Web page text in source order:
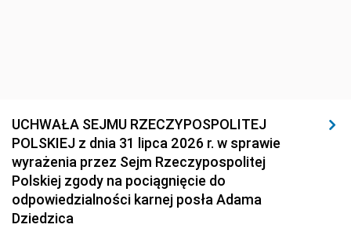
UCHWAŁA SEJMU RZECZYPOSPOLITEJ
POLSKIEJ z dnia 31 lipca 2026 r. w sprawie
wyrażenia przez Sejm Rzeczypospolitej
Polskiej zgody na pociągnięcie do
odpowiedzialności karnej posła Adama
Dziedzica